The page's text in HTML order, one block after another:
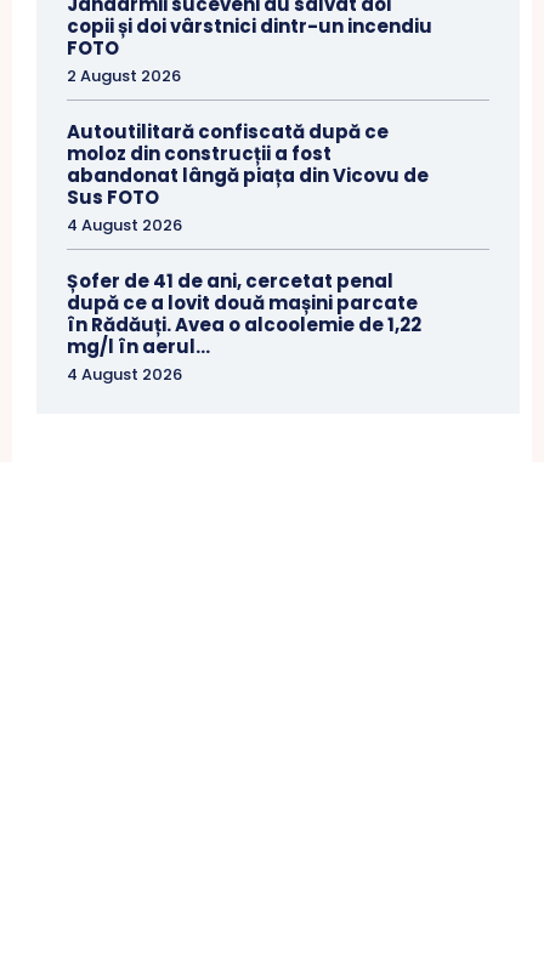
copii și doi vârstnici dintr-un incendiu
FOTO
2 August 2026
Autoutilitară confiscată după ce
moloz din construcții a fost
abandonat lângă piața din Vicovu de
Sus FOTO
4 August 2026
Șofer de 41 de ani, cercetat penal
după ce a lovit două mașini parcate
în Rădăuți. Avea o alcoolemie de 1,22
mg/l în aerul...
4 August 2026